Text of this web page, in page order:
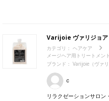
Varijoie ヴァリジョア
カテゴリ： ヘアケア
メージヘア用トリートメント
ブランド： Varijoie（ヴァリ
ｃ
リラクゼーションサロン